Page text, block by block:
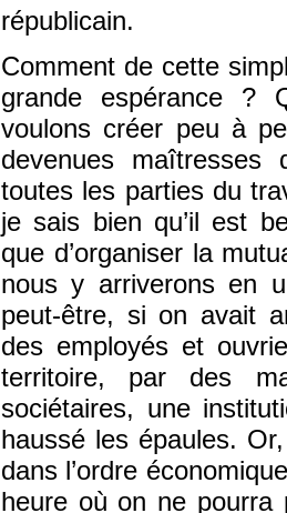
républicain.
Comment de cette
grande espérance ?
voulons créer peu à
devenues maîtresses
toutes les parties du
je sais bien qu’il est
que d’organiser la
nous y arriverons en
peut-être, si on avait
des employés et
territoire, par des
sociétaires, une
haussé les épaules.
dans l’ordre
heure où on ne pourra